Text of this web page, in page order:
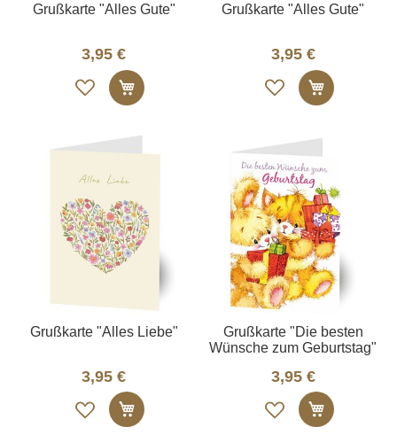
Grußkarte "Alles Gute"
3,95 €
Auf
die
In den Warenkorb
Grußkarte "Alles Gute"
3,95 €
Auf
die
In den
Grußkarte "Alles Liebe"
3,95 €
Auf
die
In den Warenkorb
Grußkarte "Die besten
Wünsche zum Geburtstag"
3,95 €
Auf
die
In den